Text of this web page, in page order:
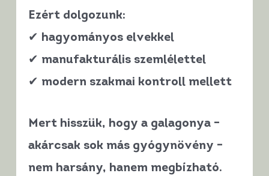
Ezért dolgozunk:
✔ hagyományos elvekkel
✔ manufakturális szemlélettel
✔ modern szakmai kontroll mellett
Mert hisszük, hogy a galagonya –
akárcsak sok más gyógynövény –
nem harsány, hanem megbízható.